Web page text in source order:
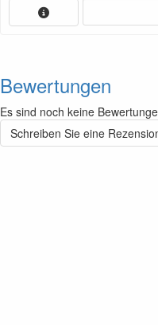
Bewertungen
Es sind noch keine
Schreiben Sie eine